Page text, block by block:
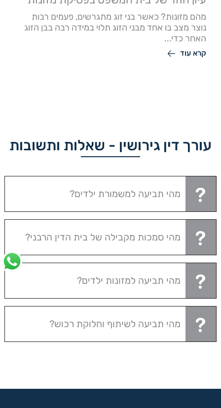
מהם מזונות? כאשר בני זוג מתגרשים, פעמים רבות
נוצר מצב בו אחד מבני הזוג תלוי במידה רבה בבן הזוג
האחר כדי...
קרא עוד
עורך דין גירושין - שאלות ותשובות
מהי תביעה למשמורת ילדים?
מהי סמכות מקבילה של בית הדין הרבני?
מהי תביעה למזונות ילדים?
מהי תביעה לשיתוף וחלוקת רכוש?